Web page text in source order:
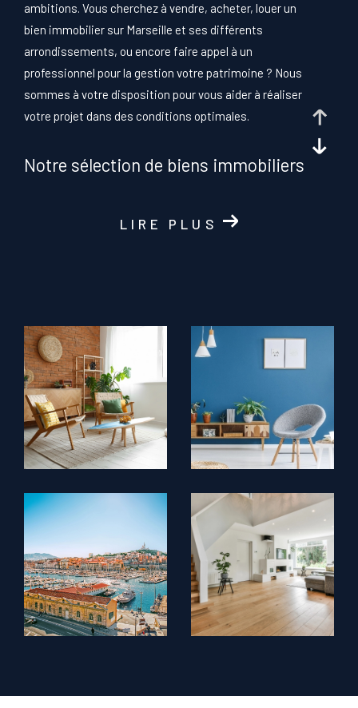
ambitions. Vous cherchez à vendre, acheter, louer un
bien immobilier sur Marseille et ses différents
arrondissements, ou encore faire appel à un
professionnel pour la gestion votre patrimoine ? Nous
sommes à votre disposition pour vous aider à réaliser
votre projet dans des conditions optimales.
Notre sélection de biens immobiliers
13005 et 13010
ou à lalocation à Marseille 6
et ses environs, dont les
prestations diverses et variées sauront satisfaire les
plus critères les plus exigeants. Que vous recherchiez
unappartement en vente à Marseille 6
, une villa avec
vue dégagée proche du centre-ville ou encore une
maison familiale, nos professionnels vous guident en
fonction de vos critères et vous aident à prendre les
meilleures décisions pour conclure votre transaction
en toute sécurité.
La gestion locative de votre
patrimoine immobilier à Marseille
LIRE PLUS